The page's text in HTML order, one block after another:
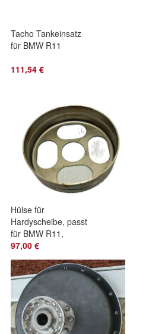
Tacho Tankeinsatz
für BMW R11
111,54 €
Hülse für
Hardyscheibe, passt
für BMW R11,
Ersatzteil
97,00 €